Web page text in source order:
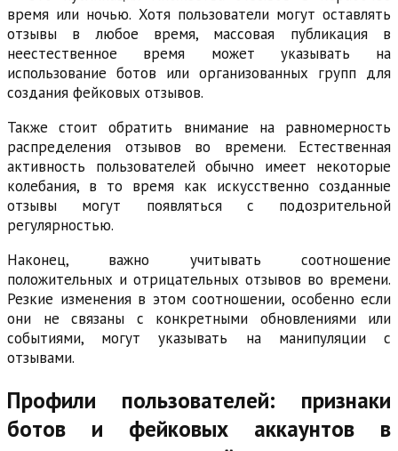
время или ночью. Хотя пользователи могут оставлять
отзывы в любое время, массовая публикация в
неестественное время может указывать на
использование ботов или организованных групп для
создания фейковых отзывов.
Также стоит обратить внимание на равномерность
распределения отзывов во времени. Естественная
активность пользователей обычно имеет некоторые
колебания, в то время как искусственно созданные
отзывы могут появляться с подозрительной
регулярностью.
Наконец, важно учитывать соотношение
положительных и отрицательных отзывов во времени.
Резкие изменения в этом соотношении, особенно если
они не связаны с конкретными обновлениями или
событиями, могут указывать на манипуляции с
отзывами.
Профили пользователей: признаки
ботов и фейковых аккаунтов в